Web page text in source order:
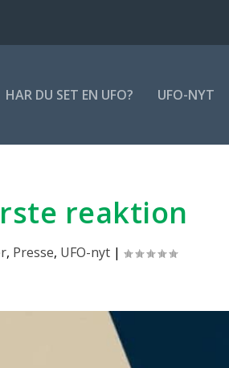
HAR DU SET EN UFO? UFO-NYT
reak­tion
, Presse, UFO-nyt |